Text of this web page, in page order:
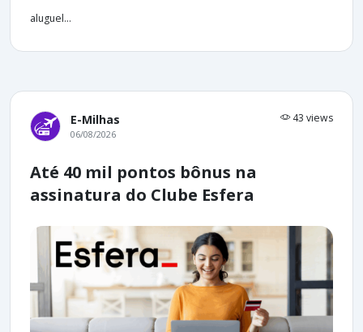
aluguel...
E-Milhas 43 views
06/08/2026
Até 40 mil pontos bônus na
assinatura do Clube Esfera